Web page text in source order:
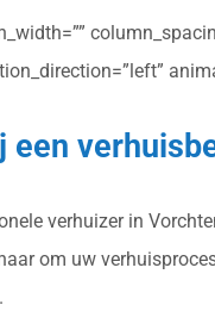
verhuizer in
om uw